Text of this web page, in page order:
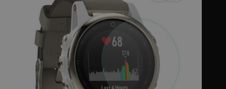
Open media 0 in modal